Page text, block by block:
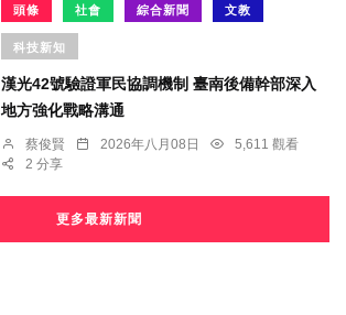
頭條 社會 綜合新聞 文教
科技新知
漢光42號驗證軍民協調機制 臺南後備幹部深入
地方強化戰略溝通
蔡俊賢 2026年八月08日
5,611 觀看
2 分享
更多最新新聞